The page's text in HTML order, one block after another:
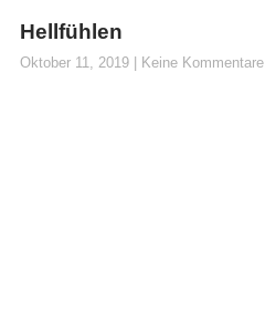
Hellfühlen
Oktober 11, 2019 Keine Kommentare